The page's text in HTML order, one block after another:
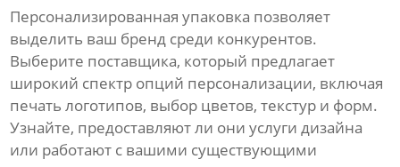
Персонализированная упаковка позволяет
выделить ваш бренд среди конкурентов.
Выберите поставщика, который предлагает
широкий спектр опций персонализации, включая
печать логотипов, выбор цветов, текстур и форм.
Узнайте, предоставляют ли они услуги дизайна
или работают с вашими существующими